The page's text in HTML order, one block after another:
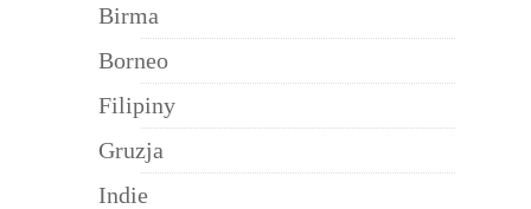
Birma
Borneo
Filipiny
Gruzja
Indie